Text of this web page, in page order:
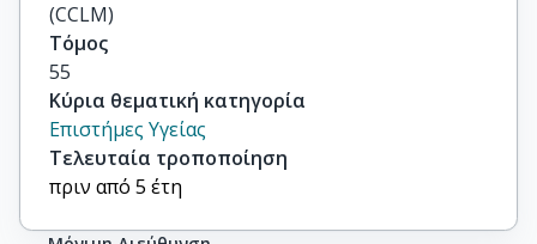
(CCLM)
Τόμος
55
Κύρια θεματική κατηγορία
Επιστήμες Υγείας
Τελευταία τροποποίηση
πριν από 5 έτη